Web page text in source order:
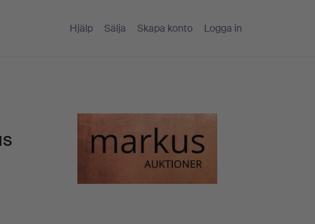
Hjälp Sälja Skapa konto Logga in